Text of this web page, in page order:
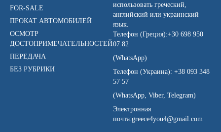
FOR-SALE
ПРОКАТ АВТОМОБИЛЕЙ
ОСМОТР
ДОСТОПРИМЕЧАТЕЛЬНОСТЕЙ
ПЕРЕДАЧА
БЕЗ РУБРИКИ
использовать греческий,
английский или украинский
язык.
Телефон (Греция):+30 698 950
07 82
(WhatsApp)
Телефон (Украина): +38 093 348
57 57
(WhatsApp, Viber, Telegram)
Электронная
почта:greece4you4@gmail.com